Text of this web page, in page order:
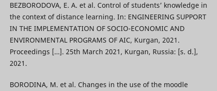
BEZBORODOVA, E. A. et al. Control of students’ knowledge in
the context of distance learning. In: ENGINEERING SUPPORT
IN THE IMPLEMENTATION OF SOCIO-ECONOMIC AND
ENVIRONMENTAL PROGRAMS OF AIC, Kurgan, 2021.
Proceedings […]. 25th March 2021, Kurgan, Russia: [s. d.],
2021.
BORODINA, M. et al. Changes in the use of the moodle